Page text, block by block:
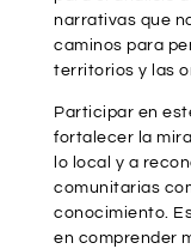
narrativas que
caminos para
territorios y las
Participar en
fortalecer la
lo local y a
comunitarias
conocimiento.
en comprender